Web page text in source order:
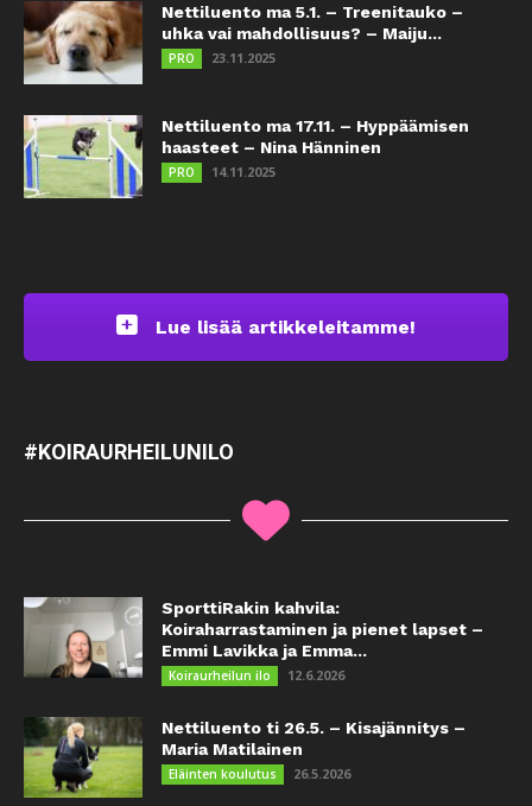
Nettiluento ma 5.1. – Treenitauko –
uhka vai mahdollisuus? – Maiju...
PRO 23.11.2025
Nettiluento ma 17.11. – Hyppäämisen
haasteet – Nina Hänninen
PRO 14.11.2025
Lue lisää artikkeleitamme!
#KOIRAURHEILUNILO
SporttiRakin kahvila:
Koiraharrastaminen ja pienet lapset –
Emmi Lavikka ja Emma...
Koiraurheilun ilo 12.6.2026
Nettiluento ti 26.5. – Kisajännitys –
Maria Matilainen
Eläinten koulutus 26.5.2026